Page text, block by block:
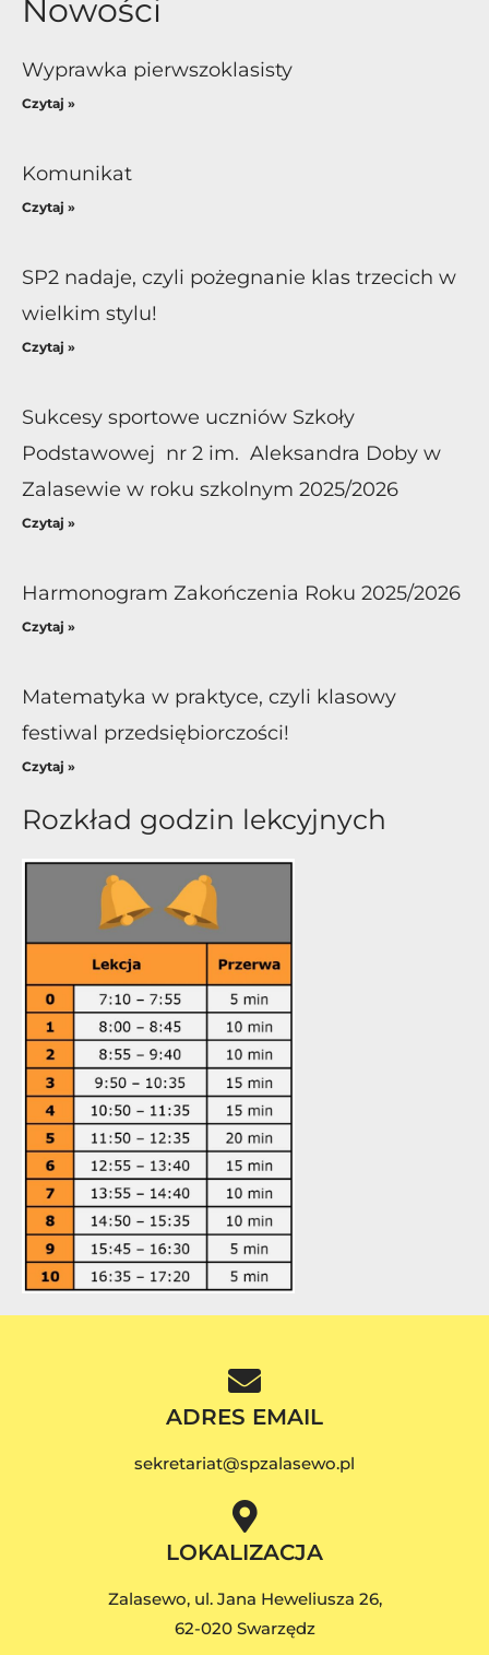
Nowości
Wyprawka pierwszoklasisty
Czytaj »
Komunikat
Czytaj »
SP2 nadaje, czyli pożegnanie klas trzecich w
wielkim stylu!
Czytaj »
Sukcesy sportowe uczniów Szkoły
Podstawowej nr 2 im. Aleksandra Doby w
Zalasewie w roku szkolnym 2025/2026
Czytaj »
Harmonogram Zakończenia Roku 2025/2026
Czytaj »
Matematyka w praktyce, czyli klasowy
festiwal przedsiębiorczości!
Czytaj »
Rozkład godzin lekcyjnych
ADRES EMAIL
sekretariat@spzalasewo.pl
LOKALIZACJA
Zalasewo, ul. Jana Heweliusza 26,
62-020 Swarzędz